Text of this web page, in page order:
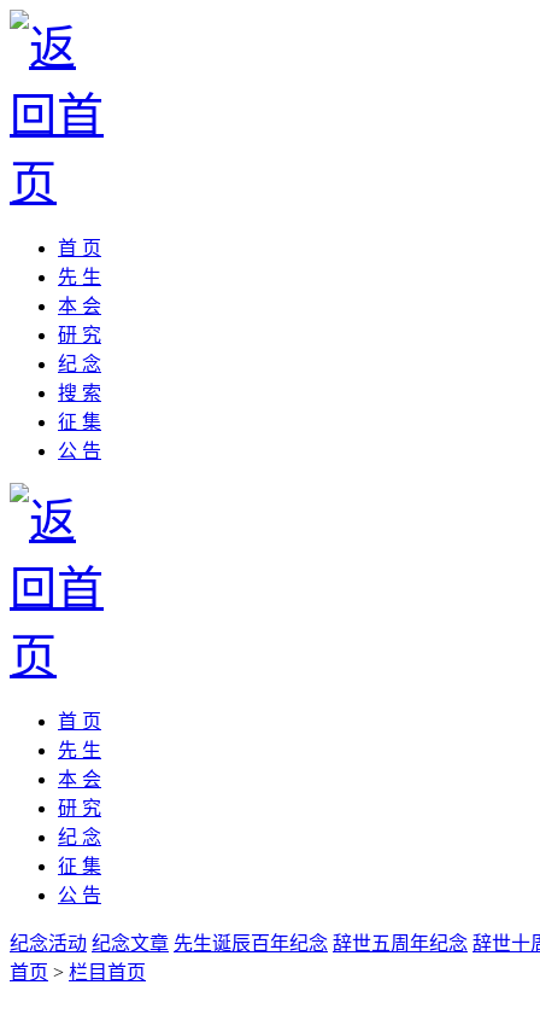
首 页
先 生
本 会
研 究
纪 念
搜 索
征 集
公 告
首 页
先 生
本 会
研 究
纪 念
征 集
公 告
纪念活动 纪念文章 先生诞辰百年纪念 辞世五周年纪念 辞世十
首页 > 栏目首页